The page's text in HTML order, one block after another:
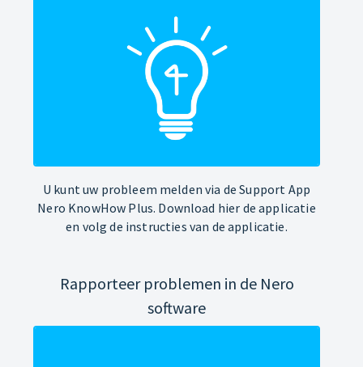
U kunt uw probleem melden via de Support App
Nero KnowHow Plus. Download hier de applicatie
en volg de instructies van de applicatie.
Rapporteer problemen in de Nero
software